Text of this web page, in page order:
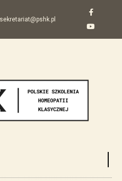
sekretariat@pshk.pl